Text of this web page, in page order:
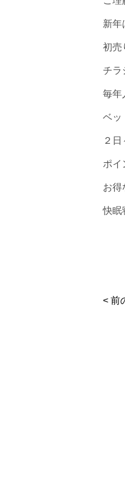
新年
初売
チラ
毎年
ベッ
２
ポイ
お得
快眠
< 前